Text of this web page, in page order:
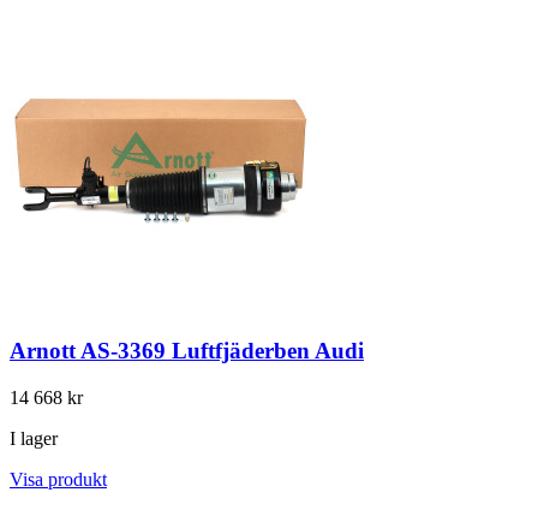
Arnott AS-3369 Luftfjäderben Audi
14 668 kr
I lager
Visa produkt